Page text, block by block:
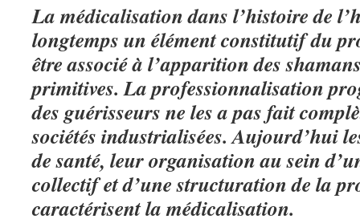
La médicalisation dans l’histoire de
longtemps un élément constitutif du
être associé à l’apparition des
primitives. La professionnalisation
des guérisseurs ne les a pas fait
sociétés industrialisées. Aujourd’hui
de santé, leur organisation au sein
collectif et d’une structuration de la
caractérisent la médicalisation.